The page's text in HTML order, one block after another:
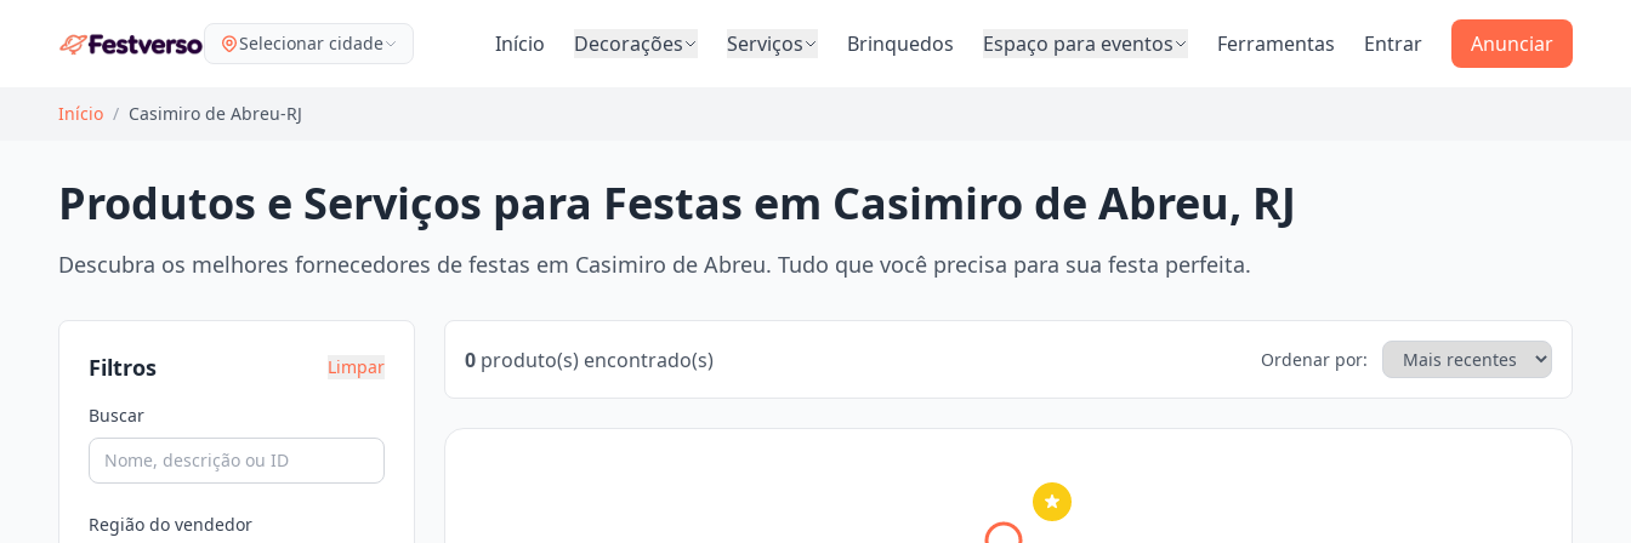
Selecionar cidade Início Decorações Serviços Brinquedos Espaço para eventos Ferramentas Entrar Anunciar
Início / Casimiro de Abreu-RJ
Produtos e Serviços para Festas em Casimiro de Abreu, RJ
Descubra os melhores fornecedores de festas em Casimiro de Abreu. Tudo que você precisa para sua festa perfeita.
Filtros Limpar
Buscar
Região do vendedor
0 produto(s) encontrado(s) Ordenar por: